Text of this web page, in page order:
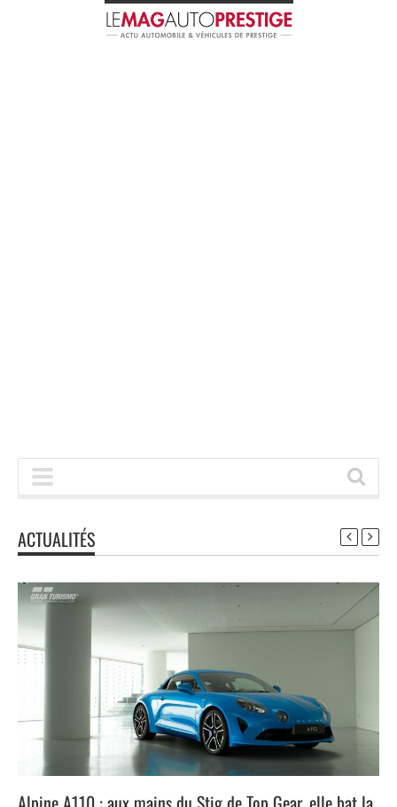
ACTUALITÉS